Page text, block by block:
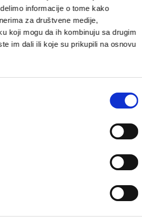
informacije o tome kako
za društvene medije,
koji mogu da ih kombinuju sa drugim
im dali ili koje su prikupili na osnovu